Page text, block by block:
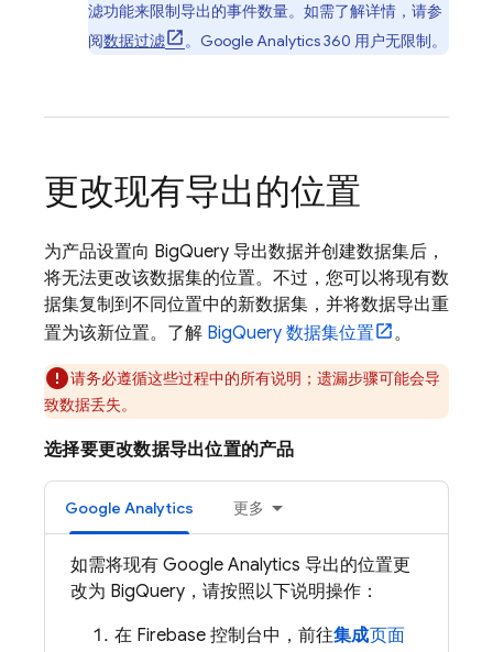
滤功能来限制导出的事件数量。如需了解详情，请参
阅数据过滤 。 Google Analytics 360 用户无限制。
更改现有导出的位置
为产品设置向 BigQuery 导出数据并创建数据集后，
将无法更改该数据集的位置。不过，您可以将现有数
据集复制到不同位置中的新数据集，并将数据导出重
置为该新位置。了解 BigQuery 数据集位置 。
请务必遵循这些过程中的所有说明；遗漏步骤可能会导
致数据丢失。
选择要更改数据导出位置的产品
Google Analytics 更多
如需将现有 Google Analytics 导出的位置更
改为 BigQuery ，请按照以下说明操作：
在 Firebase 控制台中，前往集成页面